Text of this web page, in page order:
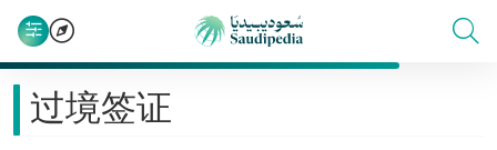
过境签证